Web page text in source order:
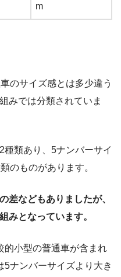
m
のサイズ感とは多少違う
みでは分類されていま
種類あり、5ナンバーサイ
のものがあります。
差などもありましたが、
みとなっています。
的小型の普通車が含まれ
ナンバーサイズより大き